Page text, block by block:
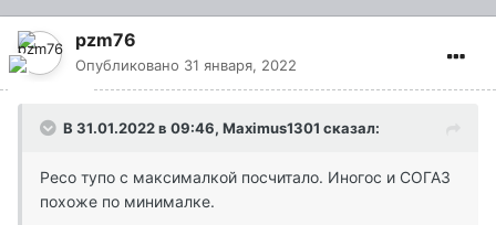
pzm76
Опубликовано 31 января, 2022
В 31.01.2022 в 09:46, Maximus1301 сказал:
Ресо тупо с максималкой посчитало. Иногос и СОГАЗ
похоже по минималке.